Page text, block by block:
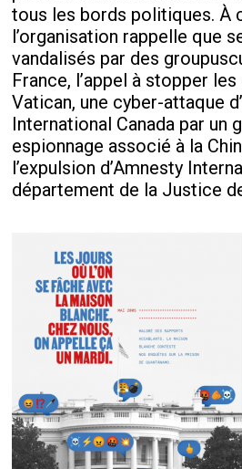
tous les bords politiques. À
l’organisation rappelle que
vandalisés par des
France, l’appel à stopper
Vatican, une cyber-attaque
International Canada par un
espionnage associé à la
l’expulsion d’Amnesty
département de la Justice